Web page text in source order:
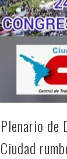
Plenario de
Ciudad